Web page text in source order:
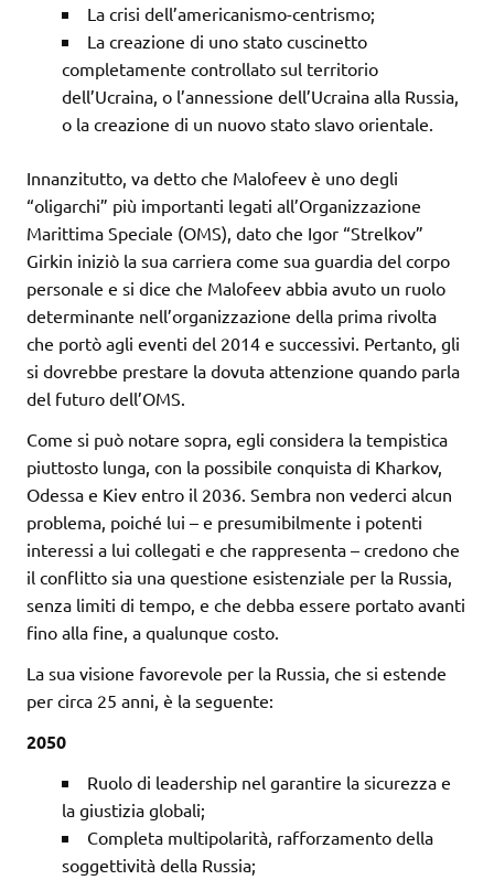
La crisi dell’americanismo-centrismo;
La creazione di uno stato cuscinetto
completamente controllato sul territorio
dell’Ucraina, o l’annessione dell’Ucraina alla Russia,
o la creazione di un nuovo stato slavo orientale.
Innanzitutto, va detto che Malofeev è uno degli
“oligarchi” più importanti legati all’Organizzazione
Marittima Speciale (OMS), dato che Igor “Strelkov”
Girkin iniziò la sua carriera come sua guardia del corpo
personale e si dice che Malofeev abbia avuto un ruolo
determinante nell’organizzazione della prima rivolta
che portò agli eventi del 2014 e successivi. Pertanto, gli
si dovrebbe prestare la dovuta attenzione quando parla
del futuro dell’OMS.
Come si può notare sopra, egli considera la tempistica
piuttosto lunga, con la possibile conquista di Kharkov,
Odessa e Kiev entro il 2036. Sembra non vederci alcun
problema, poiché lui – e presumibilmente i potenti
interessi a lui collegati e che rappresenta – credono che
il conflitto sia una questione esistenziale per la Russia,
senza limiti di tempo, e che debba essere portato avanti
fino alla fine, a qualunque costo.
La sua visione favorevole per la Russia, che si estende
per circa 25 anni, è la seguente:
2050
Ruolo di leadership nel garantire la sicurezza e
la giustizia globali;
Completa multipolarità, rafforzamento della
soggettività della Russia;